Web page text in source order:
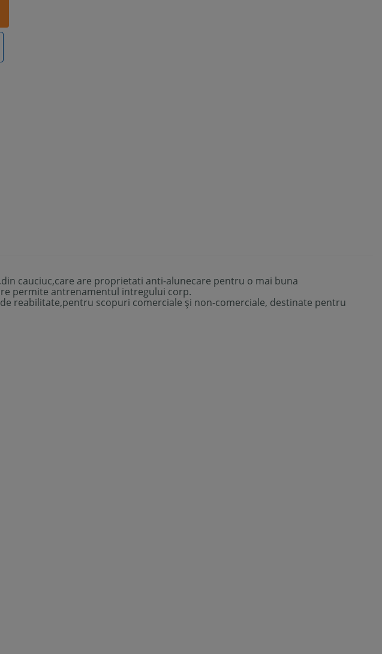
cauciuc,care are proprietati anti-alunecare pentru o mai buna
permite antrenamentul intregului corp.
reabilitate,pentru scopuri comerciale și non-comerciale, destinate pentru